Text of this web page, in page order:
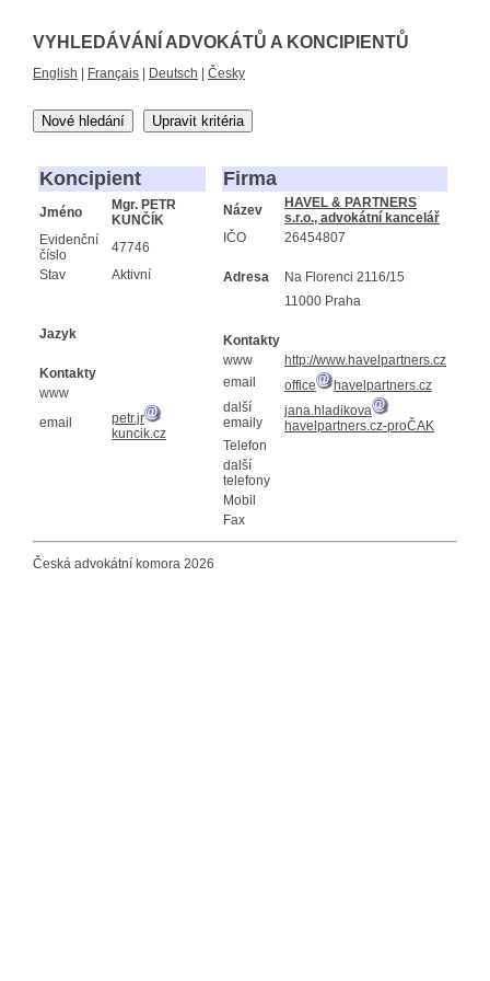
VYHLEDÁVÁNÍ ADVOKÁTŮ A KONCIPIENTŮ
English Français Deutsch Česky
Nové hledání Upravit kritéria
Koncipient
Jméno
Mgr. PETR
KUNČÍK
Evidenční
číslo
47746
Stav
Aktivní
Jazyk
Kontakty
www
email
petr.jr
kuncik.cz
Firma
Název
HAVEL & PARTNERS
s.r.o., advokátní kancelář
IČO
26454807
Adresa
Na Florenci 2116/15
11000 Praha
Kontakty
www
http://www.havelpartners.cz
email
office
havelpartners.cz
další
emaily
jana.hladikova
havelpartners.cz-proČAK
Telefon
další
telefony
Mobil
Fax
Česká advokátní komora 2026